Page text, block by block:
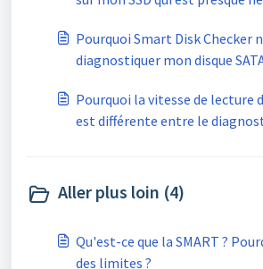
Pourquoi Smart Disk Checker
diagnostiquer mon disque
Pourquoi la vitesse de lecture
est différente entre le
Aller plus loin (4)
Qu'est-ce que la SMART ?
des limites ?